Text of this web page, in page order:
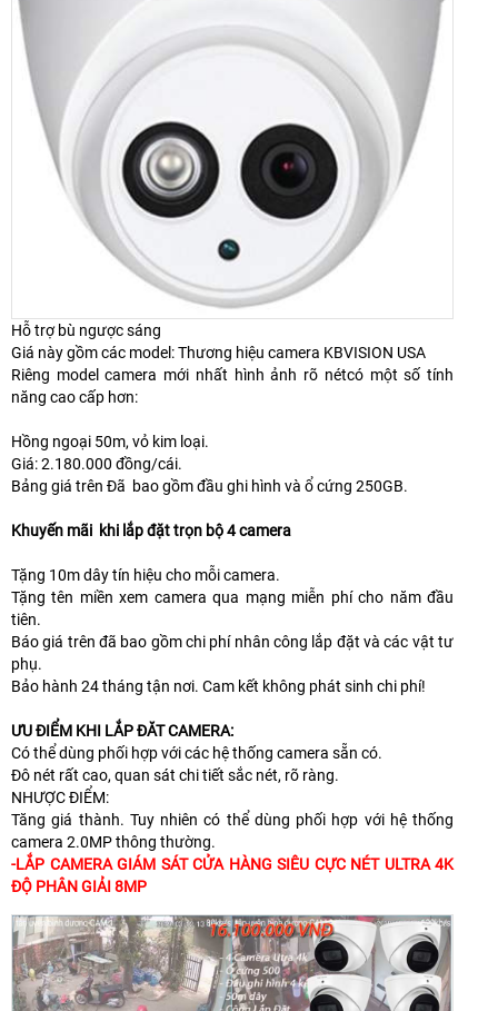
Hỗ trợ bù ngược sáng
Giá này gồm các model: Thương hiệu camera KBVISION USA
Riêng model camera mới nhất hình ảnh rõ nétcó một số tính
năng cao cấp hơn:
Hồng ngoại 50m, vỏ kim loại.
Giá: 2.180.000 đồng/cái.
Bảng giá trên Đã bao gồm đầu ghi hình và ổ cứng 250GB.
Khuyến mãi khi lắp đặt trọn bộ 4 camera
Tặng 10m dây tín hiệu cho mỗi camera.
Tặng tên miền xem camera qua mạng miễn phí cho năm đầu
tiên.
Báo giá trên đã bao gồm chi phí nhân công lắp đặt và các vật tư
phụ.
Bảo hành 24 tháng tận nơi. Cam kết không phát sinh chi phí!
ƯU ĐIỂM KHI LẮP ĐĂT CAMERA:
Có thể dùng phối hợp với các hệ thống camera sẵn có.
Đô nét rất cao, quan sát chi tiết sắc nét, rõ ràng.
NHƯỢC ĐIỂM:
Tăng giá thành. Tuy nhiên có thể dùng phối hợp với hệ thống
camera 2.0MP thông thường.
-LẮP CAMERA GIÁM SÁT CỬA HÀNG SIÊU CỰC NÉT ULTRA 4K
ĐỘ PHÂN GIẢI 8MP